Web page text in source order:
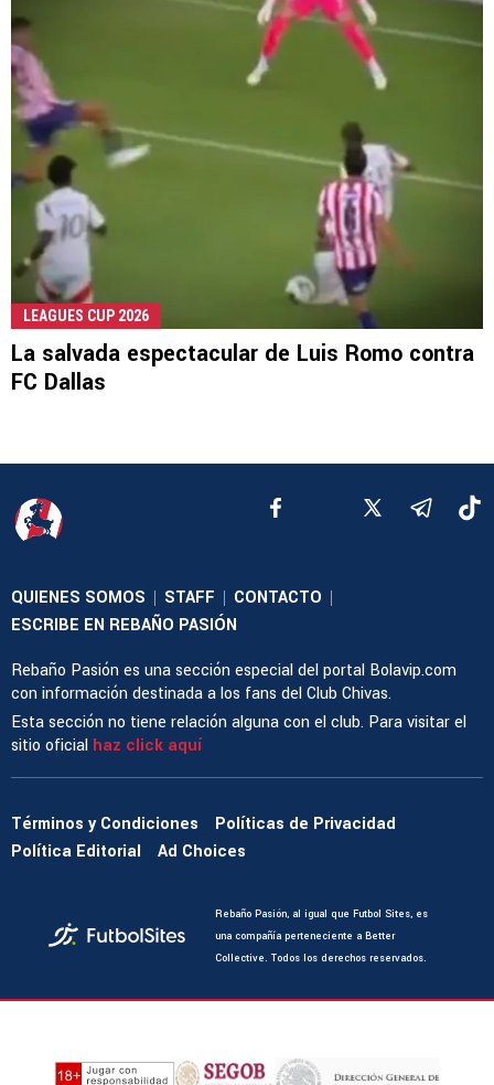
LEAGUES CUP 2026
La salvada espectacular de Luis Romo contra
FC Dallas
QUIENES SOMOS | STAFF | CONTACTO |
ESCRIBE EN REBAÑO PASIÓN
Rebaño Pasión es una sección especial del portal Bolavip.com
con información destinada a los fans del Club Chivas.
Esta sección no tiene relación alguna con el club. Para visitar el
sitio oficial haz click aquí
Términos y Condiciones
Políticas de Privacidad
Política Editorial
Ad Choices
Rebaño Pasión, al igual que Futbol Sites, es
una compañía perteneciente a Better
Collective. Todos los derechos reservados.